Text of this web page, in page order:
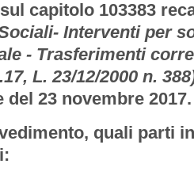
capitolo 103383
Interventi per
- Trasferimenti
L. 23/12/2000 n.
23 novembre 2017.
quali parti